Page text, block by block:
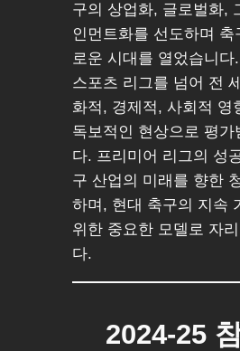
구의 상업화, 글로벌화,
인먼트화를 선도하며 축
로운 시대를 열었습니다
스포츠 리그를 넘어 전
화적, 경제적, 사회적 영
독보적인 현상으로 평가
다. 프리미어 리그의 성
구 산업의 미래를 향한
하며, 현대 축구의 지속
위한 중요한 모델로 자
다.
2024-25